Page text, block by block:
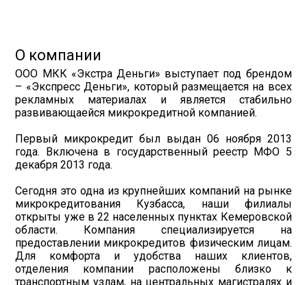
О компании
ООО МКК «Экстра Деньги» выступает под брендом
– «Экспресс Деньги», который размещается на всех
рекламных материалах и является стабильно
развивающаейся микрокредитной компанией.
Первый микрокредит был выдан 06 ноября 2013
года. Включена в государственный реестр МФО 5
декабря 2013 года.
Сегодня это одна из крупнейших компаний на рынке
микрокредитования Кузбасса, наши филиалы
открыты уже в 22 населенных пунктах Кемеровской
области. Компания специализируется на
предоставлении микрокредитов физическим лицам.
Для комфорта и удобства наших клиентов,
отделения компании расположены близко к
транспортным узлам, на центральных магистралях и